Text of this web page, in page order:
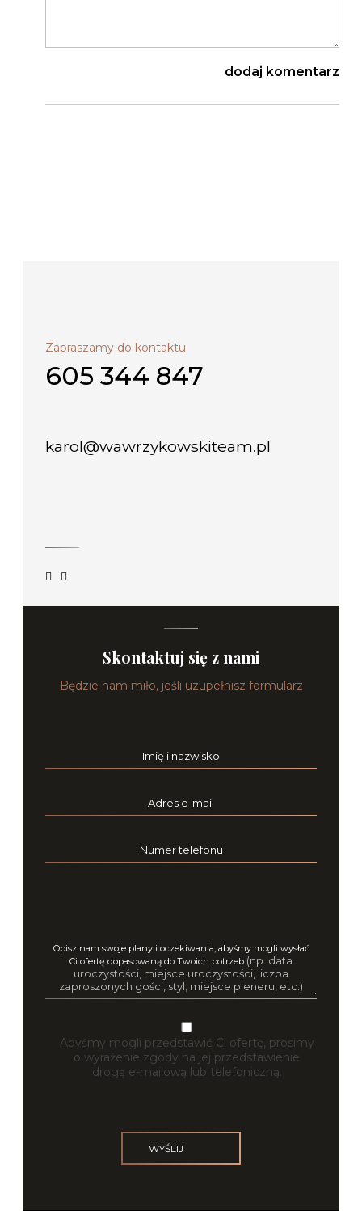
Zapraszamy do kontaktu
605 344 847
karol@wawrzykowskiteam.pl
Skontaktuj się z nami
Będzie nam miło, jeśli uzupełnisz formularz
Imię i nazwisko
Adres e-mail
Numer telefonu
Opisz nam swoje plany i oczekiwania, abyśmy mogli wysłać
Ci ofertę dopasowaną do Twoich potrzeb (np. data
uroczystości, miejsce uroczystości, liczba
zaproszonych gości, styl; miejsce pleneru, etc.)
Abyśmy mogli przedstawić Ci ofertę, prosimy
o wyrażenie zgody na jej przedstawienie
drogą e-mailową lub telefoniczną.